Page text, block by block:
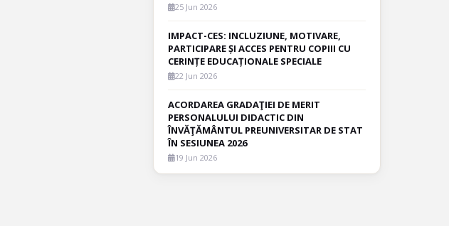
25 Jun 2026
IMPACT-CES: INCLUZIUNE, MOTIVARE,
PARTICIPARE ȘI ACCES PENTRU COPIII CU
CERINȚE EDUCAȚIONALE SPECIALE
22 Jun 2026
ACORDAREA GRADAŢIEI DE MERIT
PERSONALULUI DIDACTIC DIN
ÎNVĂŢĂMÂNTUL PREUNIVERSITAR DE STAT
ÎN SESIUNEA 2026
19 Jun 2026